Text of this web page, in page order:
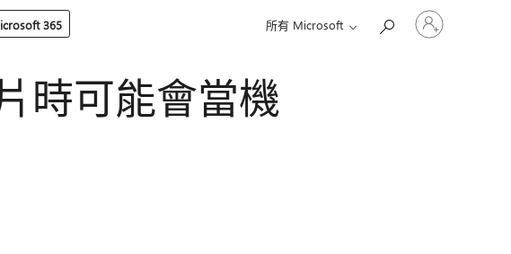
365 所有 Microsoft
登
入
時可能會當機